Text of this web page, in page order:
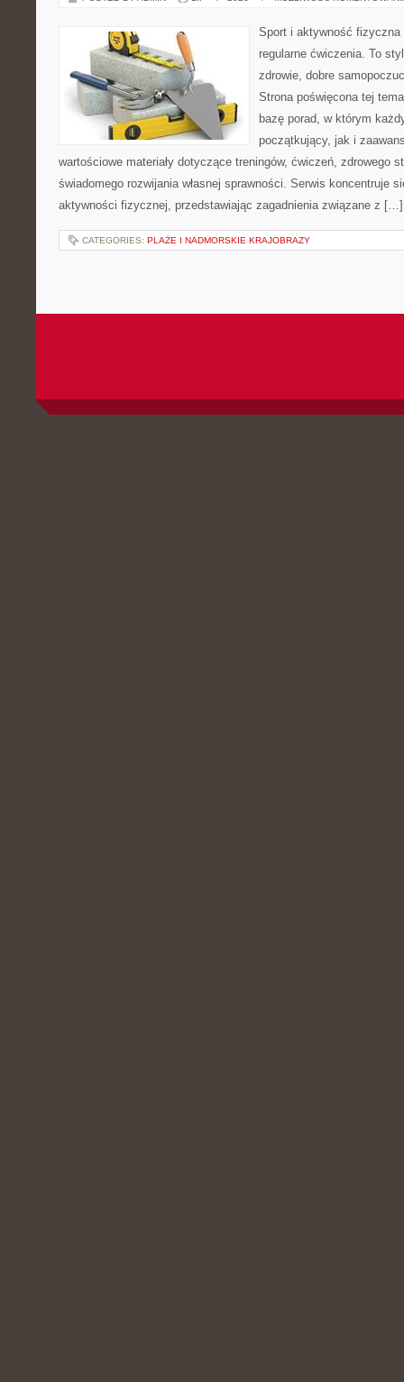
Sport i aktywność
regularne ćwiczenia. To
zdrowie, dobre
Strona poświęcona tej
bazę porad, w którym
początkujący, jak i
wartościowe materiały dotyczące treningów, ćwiczeń, zdrowego
świadomego rozwijania własnej sprawności. Serwis koncentruje
aktywności fizycznej, przedstawiając zagadnienia związane z […]
CATEGORIES: PLAŻE I NADMORSKIE KRAJOBRAZY